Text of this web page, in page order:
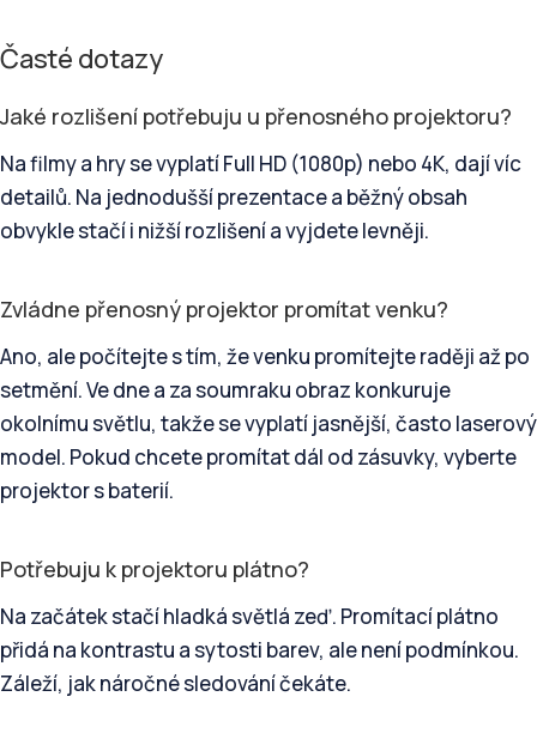
Časté dotazy
Jaké rozlišení potřebuju u přenosného projektoru?
Na filmy a hry se vyplatí Full HD (1080p) nebo 4K, dají víc
detailů. Na jednodušší prezentace a běžný obsah
obvykle stačí i nižší rozlišení a vyjdete levněji.
Zvládne přenosný projektor promítat venku?
Ano, ale počítejte s tím, že venku promítejte raději až po
setmění. Ve dne a za soumraku obraz konkuruje
okolnímu světlu, takže se vyplatí jasnější, často laserový
model. Pokud chcete promítat dál od zásuvky, vyberte
projektor s baterií.
Potřebuju k projektoru plátno?
Na začátek stačí hladká světlá zeď. Promítací plátno
přidá na kontrastu a sytosti barev, ale není podmínkou.
Záleží, jak náročné sledování čekáte.